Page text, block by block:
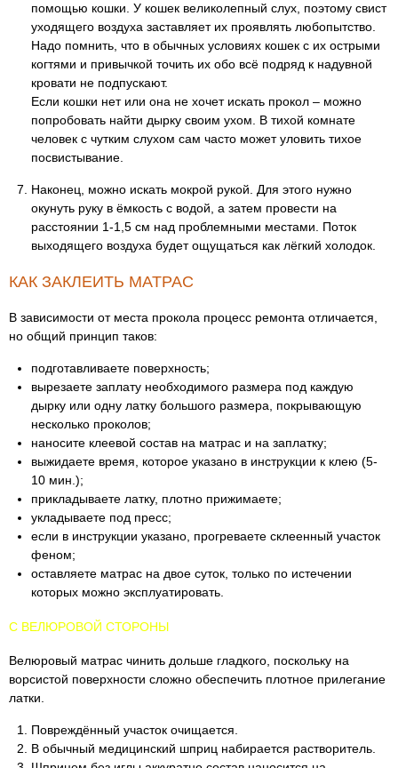
помощью кошки. У кошек великолепный слух, поэтому свист
уходящего воздуха заставляет их проявлять любопытство.
Надо помнить, что в обычных условиях кошек с их острыми
когтями и привычкой точить их обо всё подряд к надувной
кровати не подпускают.
Если кошки нет или она не хочет искать прокол – можно
попробовать найти дырку своим ухом. В тихой комнате
человек с чутким слухом сам часто может уловить тихое
посвистывание.
Наконец, можно искать мокрой рукой. Для этого нужно
окунуть руку в ёмкость с водой, а затем провести на
расстоянии 1-1,5 см над проблемными местами. Поток
выходящего воздуха будет ощущаться как лёгкий холодок.
КАК ЗАКЛЕИТЬ МАТРАС
В зависимости от места прокола процесс ремонта отличается,
но общий принцип таков:
подготавливаете поверхность;
вырезаете заплату необходимого размера под каждую
дырку или одну латку большого размера, покрывающую
несколько проколов;
наносите клеевой состав на матрас и на заплатку;
выжидаете время, которое указано в инструкции к клею (5-
10 мин.);
прикладываете латку, плотно прижимаете;
укладываете под пресс;
если в инструкции указано, прогреваете склеенный участок
феном;
оставляете матрас на двое суток, только по истечении
которых можно эксплуатировать.
С ВЕЛЮРОВОЙ СТОРОНЫ
Велюровый матрас чинить дольше гладкого, поскольку на
ворсистой поверхности сложно обеспечить плотное прилегание
латки.
Повреждённый участок очищается.
В обычный медицинский шприц набирается растворитель.